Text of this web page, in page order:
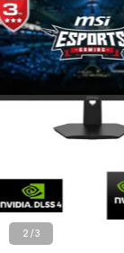
2 / 3